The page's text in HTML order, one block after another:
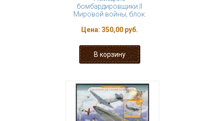
бомбардировщики II
Мировой войны, блок.
Цена: 350,00 руб.